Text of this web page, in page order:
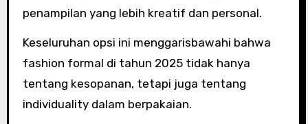
penampilan yang lebih kreatif dan personal.
Keseluruhan opsi ini menggarisbawahi bahwa
fashion formal di tahun 2025 tidak hanya
tentang kesopanan, tetapi juga tentang
individuality dalam berpakaian.